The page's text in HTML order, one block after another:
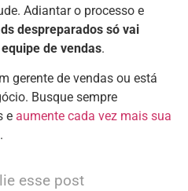
Adiantar o processo e
despreparados só vai
de vendas.
gerente de vendas ou está
Busque sempre
e aumente cada vez mais sua
.
esse post